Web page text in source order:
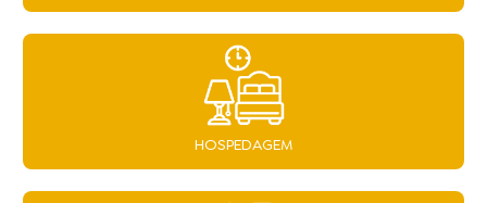
HOSPEDAGEM